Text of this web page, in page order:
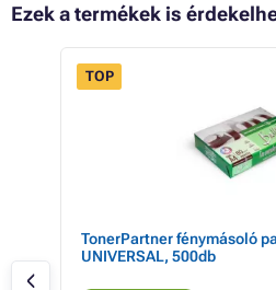
Ezek a termékek is
TOP
TonerPartner fénymásoló
UNIVERSAL, 500db